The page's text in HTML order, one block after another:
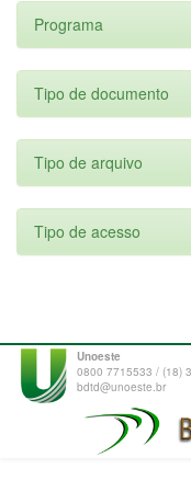
Programa
Tipo de documento
Tipo de arquivo
Tipo de acesso
Unoeste
0800 7715533 / (18)
bdtd@unoeste.br